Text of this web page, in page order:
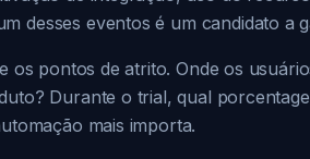
desses eventos é um candidato a
os pontos de atrito. Onde os
Durante o trial, qual
mais importa.